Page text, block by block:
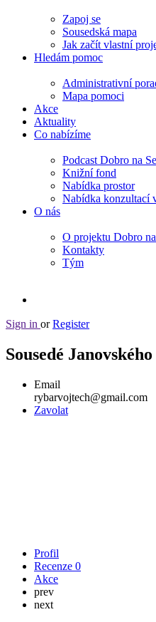
Zapoj se
Sousedská mapa
Jak začít vlastní
Hledám pomoc
Administrativní
Mapa pomoci
Akce
Aktuality
Co nabízíme
Podcast Dobro na
Knižní fond
Nabídka prostor
Nabídka konzultací
O nás
O projektu Dobro
Kontakty
Tým
Sign in or Register
Sousedé Janovského
Email
rybarvojtech@gmail.com
Zavolat
Profil
Recenze 0
Akce
prev
next